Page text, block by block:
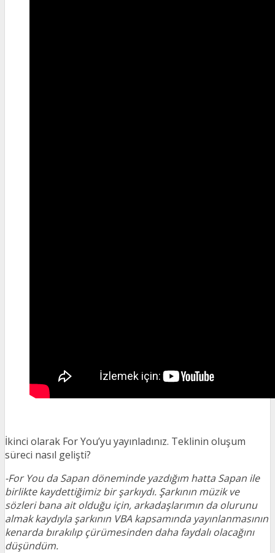
İkinci olarak For You’yu yayınladınız. Teklinin oluşum
süreci nasıl gelişti?
-For You da Sapan döneminde yazdığım hatta Sapan ile
birlikte kaydettiğimiz bir şarkıydı. Şarkının müzik ve
sözleri bana ait olduğu için, arkadaşlarımın da olurunu
almak kaydıyla şarkının VBA kapsamında yayınlanmasının
kenarda bırakılıp çürümesinden daha faydalı olacağını
düşündüm.